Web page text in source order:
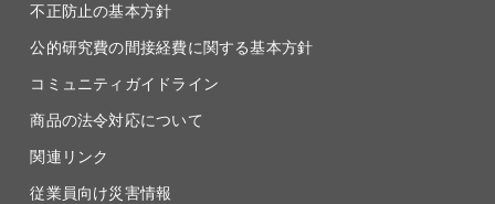
不正防止の基本方針
公的研究費の間接経費に関する基本方針
コミュニティガイドライン
商品の法令対応について
関連リンク
従業員向け災害情報